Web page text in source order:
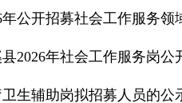
公开招募社会工作服务领
2026年社会工作服务岗公
生辅助岗拟招募人员的公